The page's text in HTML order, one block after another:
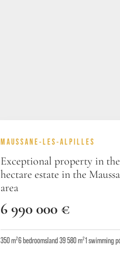
MAUSSANE-LES-ALPILLES
Exceptional property in
hectare estate in the
area
6 990 000 €
350 m²6bedroomsland 39 580 m²1swimming